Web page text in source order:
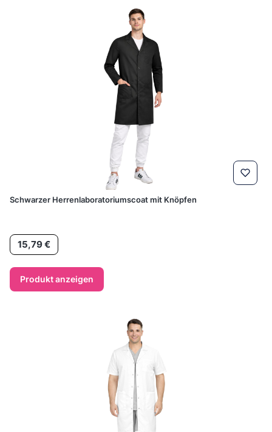
Schwarzer Herrenlaboratoriumscoat mit Knöpfen
Preis
15,79 €
Produkt anzeigen